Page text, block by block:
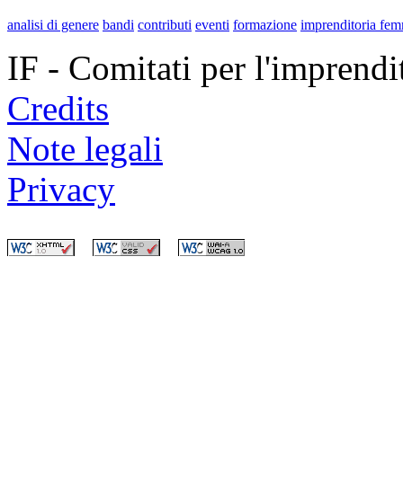
analisi di genere bandi contributi eventi formazione imprenditoria
IF - Comitati per
Credits
Note legali
Privacy